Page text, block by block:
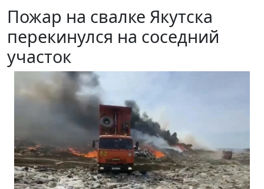
Пожар на свалке Якутска
перекинулся на соседний
участок